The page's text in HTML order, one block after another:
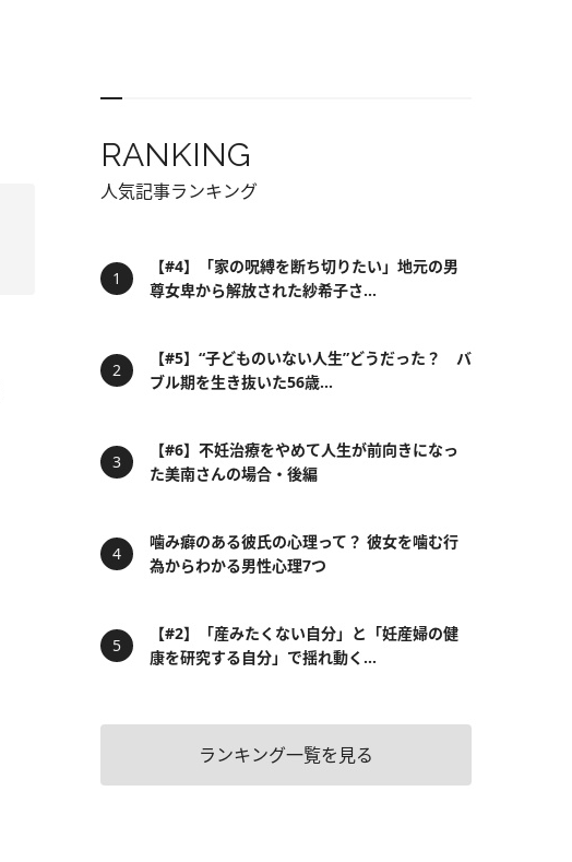
RANKING
人気記事ランキング
【#4】「家の呪縛を断ち切りたい」地元の男
尊女卑から解放された紗希子さ...
【#5】“子どものいない人生”どうだった？ バ
ブル期を生き抜いた56歳...
【#6】不妊治療をやめて人生が前向きになっ
た美南さんの場合・後編
噛み癖のある彼氏の心理って？ 彼女を噛む行
為からわかる男性心理7つ
【#2】「産みたくない自分」と「妊産婦の健
康を研究する自分」で揺れ動く...
ランキング一覧を見る